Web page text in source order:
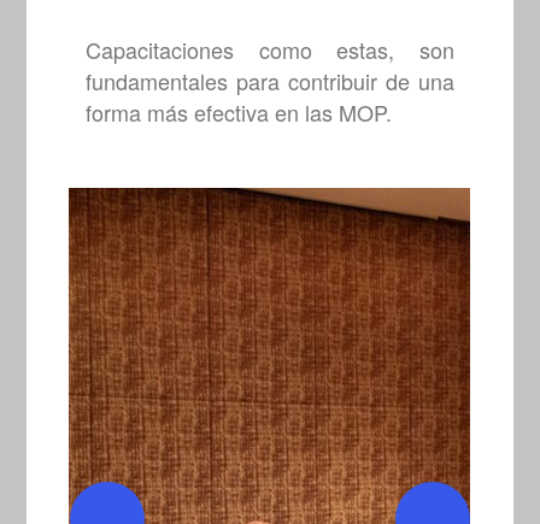
Capacitaciones como estas, son
fundamentales para contribuir de una
forma más efectiva en las MOP.